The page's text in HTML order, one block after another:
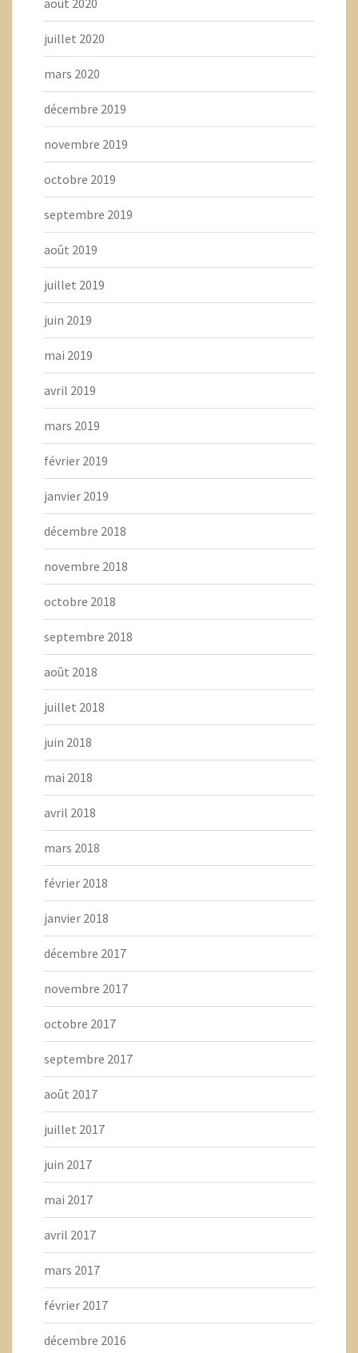
juillet 2020
mars 2020
décembre 2019
novembre 2019
octobre 2019
septembre 2019
août 2019
juillet 2019
juin 2019
mai 2019
avril 2019
mars 2019
février 2019
janvier 2019
décembre 2018
novembre 2018
octobre 2018
septembre 2018
août 2018
juillet 2018
juin 2018
mai 2018
avril 2018
mars 2018
février 2018
janvier 2018
décembre 2017
novembre 2017
octobre 2017
septembre 2017
août 2017
juillet 2017
juin 2017
mai 2017
avril 2017
mars 2017
février 2017
décembre 2016